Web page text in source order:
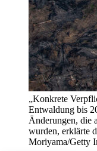
„Konkrete
Entwaldung bis
Änderungen, die
wurden, erklärte
Moriyama/Getty